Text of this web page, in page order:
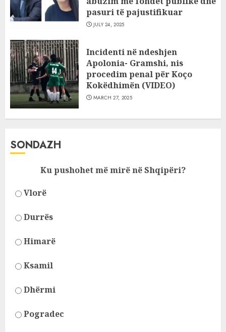
pasuri të pajustifikuar
JULY 24, 2025
Incidenti në ndeshjen
Apolonia- Gramshi, nis
procedim penal për Koço
Kokëdhimën (VIDEO)
MARCH 27, 2025
SONDAZH
Ku pushohet më mirë në Shqipëri?
Vlorë
Durrës
Himarë
Ksamil
Dhërmi
Pogradec